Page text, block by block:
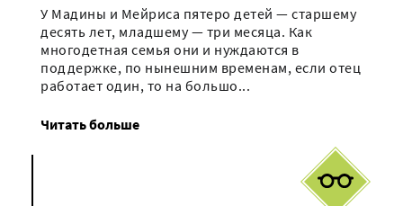
У Мадины и Мейриса пятеро детей — старшему
десять лет, младшему — три месяца. Как
многодетная семья они и нуждаются в
поддержке, по нынешним временам, если отец
работает один, то на большо...
Читать больше